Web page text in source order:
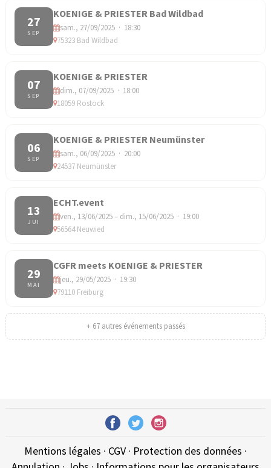
27
SEP
KOENIGE & PRIESTER Bad Wildbad
sam., 27/09/2025 · 18:30
75323 Bad Wildbad
07
SEP
KOENIGE & PRIESTER
dim., 07/09/2025 · 18:00
18059 Rostock
06
SEP
KOENIGE & PRIESTER Neumünster
sam., 06/09/2025 · 20:00
24537 Neumünster
13
JUI
ECHT.event
ven., 13/06/2025 – dim., 15/06/2025 · 19:00
56564 Neuwied
29
MAI
CGFR meets KOENIGE & PRIESTER
jeu., 29/05/2025 · 19:30
79110 Freiburg
+ 67 autres événements passés
Mentions légales · CGV· Protection des données ·